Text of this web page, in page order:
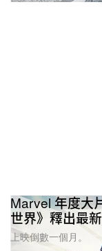
Marvel 年度大
世界》釋出最
上映倒數一個月。